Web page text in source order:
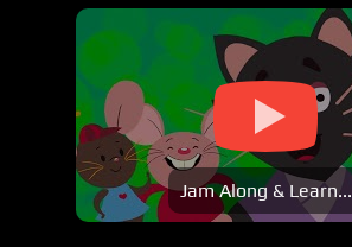
Jam Along & Learn...